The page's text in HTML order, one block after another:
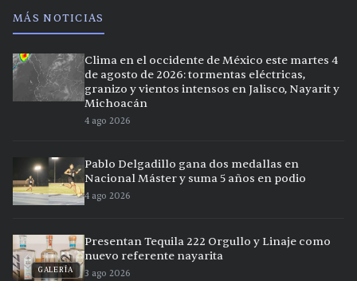
MÁS NOTICIAS
Clima en el occidente de México este martes 4
de agosto de 2026: tormentas eléctricas,
granizo y vientos intensos en Jalisco, Nayarit y
Michoacán
4 ago 2026
Pablo Delgadillo gana dos medallas en
Nacional Máster y suma 5 años en podio
4 ago 2026
GALERÍA
Presentan Tequila 222 Orgullo y Linaje como
nuevo referente nayarita
3 ago 2026